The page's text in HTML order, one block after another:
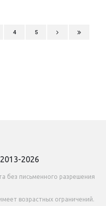
4 5
2026
без письменного разрешения
возрастных ограничений.